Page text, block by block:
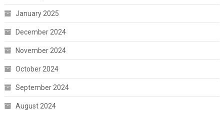
January 2025
December 2024
November 2024
October 2024
September 2024
August 2024